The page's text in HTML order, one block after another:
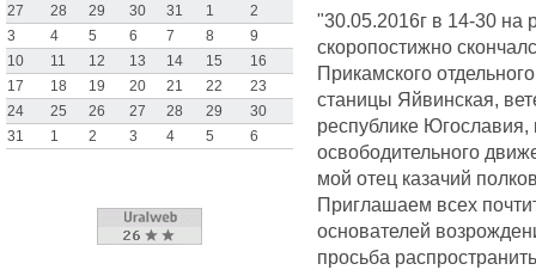
"30.05.2016г в 14-30 на
скоропостижно
Прикамского
станицы Яйвинская,
республике
освободительного
мой отец казачий
Приглашаем всех
основателей
просьба
27
28 29 30 31 1
2
3
4 5 6 7 8
9
10
11 12 13 14 15
16
17
18 19 20 21 22
23
24
25 26 27 28 29
30
31
1 2 3 4 5 6